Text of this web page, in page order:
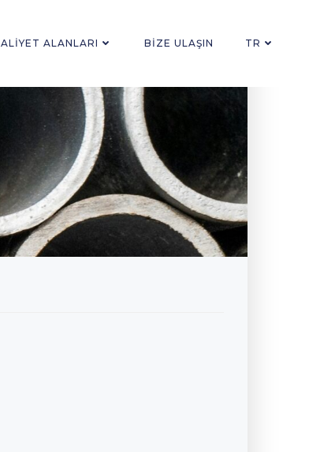
ALANLARI BIZE ULAŞIN TR